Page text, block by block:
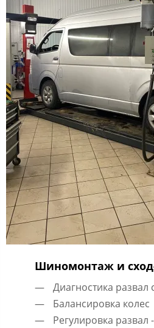
Шиномонтаж и
Диагностика развал
Балансировка колес
Регулировка развал